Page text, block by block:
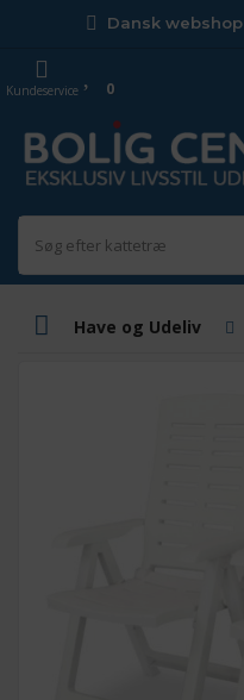
Dansk webshop
Kundeservice 0
Have og Udeliv